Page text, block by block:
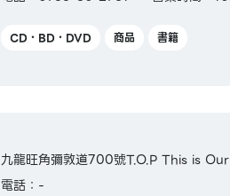
CD・BD・DVD 商品 書籍
九龍旺角彌敦道700號T.O.P This is
電話：-